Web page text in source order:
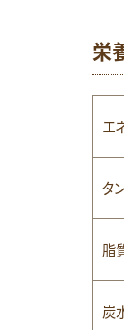
栄
エ
タ
脂
炭